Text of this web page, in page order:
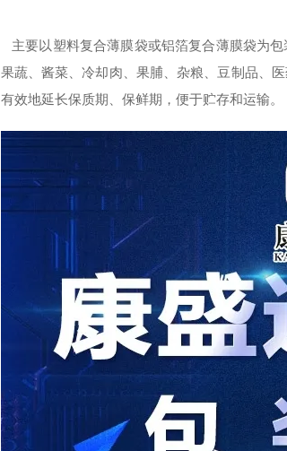
主要以塑料复合薄膜袋或铝箔复合薄膜袋为
果蔬、酱菜、冷却肉、果脯、杂粮、豆制品、
有效地延长保质期、保鲜期，便于贮存和运输。